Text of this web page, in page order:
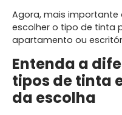
Agora, mais importante
escolher o tipo de tinta
apartamento ou
Entenda a
tipos de tinta
da escolha